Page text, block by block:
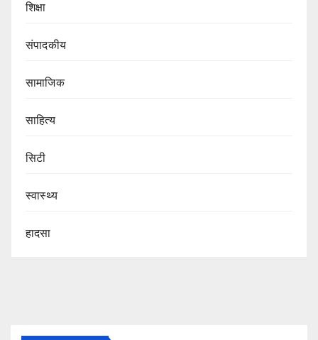
शिक्षा
संपादकीय
सामाजिक
साहित्य
सिटी
स्वास्थ्य
हादसा